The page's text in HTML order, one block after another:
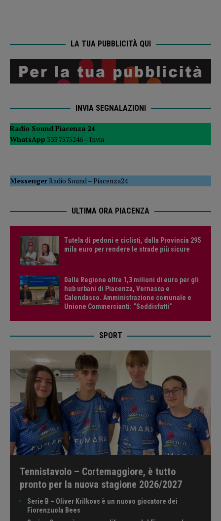
LA TUA PUBBLICITÀ QUI
INVIA SEGNALAZIONI
Radio Sound Piacenza 24
WhatsApp 333 7575246 – Invia
MessengerRadio Sound–Piacenza24
ULTIMA ORA PIACENZA
Tutela di pedoni e ciclisti, dalla Provincia 295
mila euro per rendere le strade più sicure
Dalla Regione oltre 1,3 milioni di euro per gli
hub urbani di Piacenza, Vernasca e
Calendasco. Amministrazione comunale e
Unione Commercianti: “Soddisfatti”
SPORT
Tennistavolo – Cortemaggiore, è tutto
pronto per la nuova stagione 2026/2027
Serie B – Oliver Krilkovs è un nuovo giocatore dei
Fiorenzuola Bees